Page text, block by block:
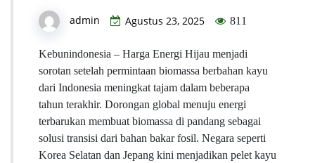
admin Agustus 23, 2025 811
Kebunindonesia – Harga Energi Hijau menjadi
sorotan setelah permintaan biomassa berbahan kayu
dari Indonesia meningkat tajam dalam beberapa
tahun terakhir. Dorongan global menuju energi
terbarukan membuat biomassa di pandang sebagai
solusi transisi dari bahan bakar fosil. Negara seperti
Korea Selatan dan Jepang kini menjadikan pelet kayu